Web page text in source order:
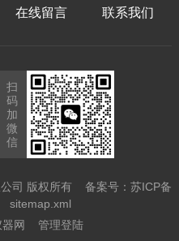
在线留言 联系我们
扫
码
加
微
信
公司 版权所有 备案号：苏ICP备
sitemap.xml
网 管理登陆